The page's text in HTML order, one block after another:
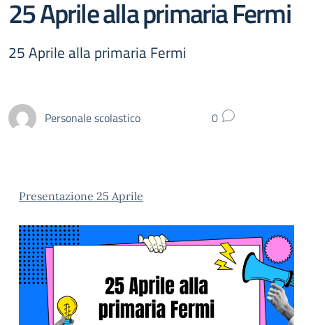
25 Aprile alla primaria Fermi
25 Aprile alla primaria Fermi
Personale scolastico 0
Presentazione 25 Aprile